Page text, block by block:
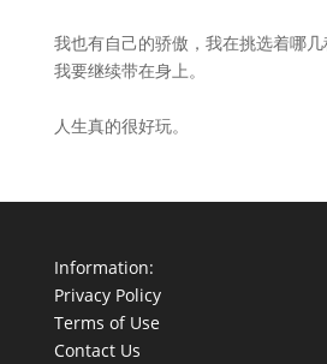
我也有自己的骄傲，我在挑选着哪
我要继续带在身上。
人生真的很好玩。
Information:
Privacy Policy
Terms of Use
Contact Us